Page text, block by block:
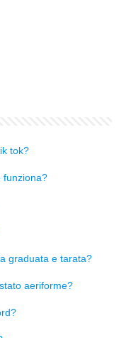
tok?
funziona?
graduata e tarata?
aeriforme?